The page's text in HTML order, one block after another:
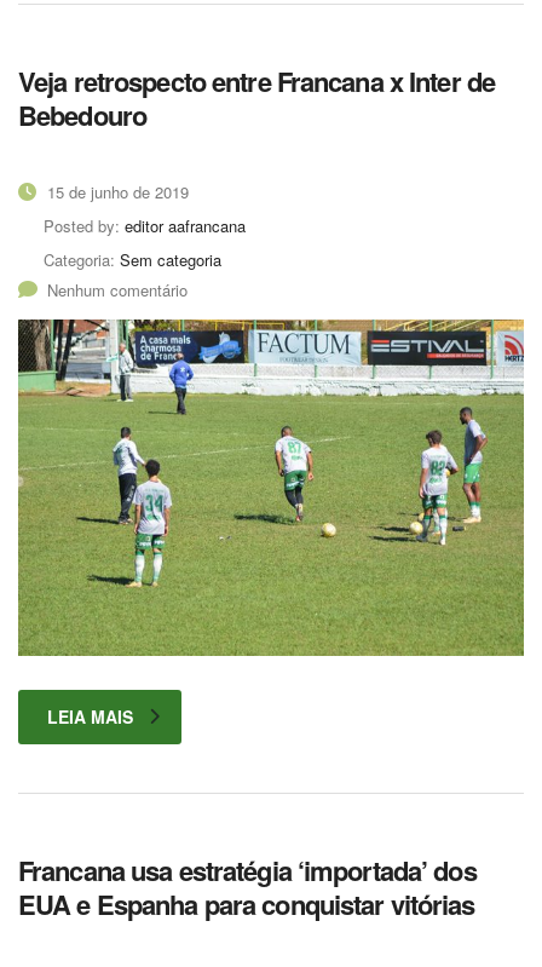
Veja retrospecto entre Francana x Inter de
Bebedouro
15 de junho de 2019
Posted by: editor aafrancana
Categoria: Sem categoria
Nenhum comentário
LEIA MAIS
Francana usa estratégia ‘importada’ dos
EUA e Espanha para conquistar vitórias